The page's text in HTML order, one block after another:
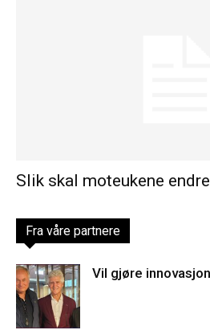
Slik skal moteukene
Fra våre partnere
Vil gjøre